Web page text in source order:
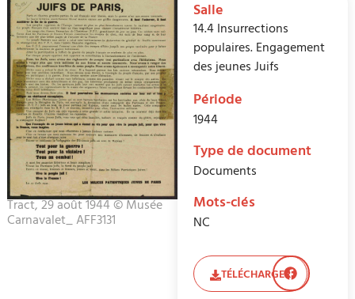
Tract, 29 août 1944 © Musée
Carnavalet_ AFF3131
Salle
14.4 Insurrections
populaires. Engagement
des jeunes Juifs
Période
1944
Type de document
Documents
Mots-clés
NC
TÉLÉCHARGER